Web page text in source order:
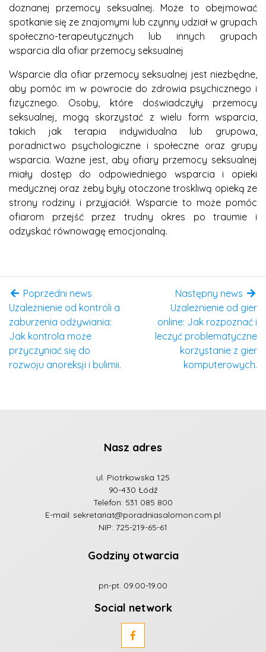
doznanej przemocy seksualnej. Może to obejmować
spotkanie się ze znajomymi lub czynny udział w grupach
społeczno-terapeutycznych lub innych grupach
wsparcia dla ofiar przemocy seksualnej
Wsparcie dla ofiar przemocy seksualnej jest niezbędne,
aby pomóc im w powrocie do zdrowia psychicznego i
fizycznego. Osoby, które doświadczyły przemocy
seksualnej, mogą skorzystać z wielu form wsparcia,
takich jak terapia indywidualna lub grupowa,
poradnictwo psychologiczne i społeczne oraz grupy
wsparcia. Ważne jest, aby ofiary przemocy seksualnej
miały dostęp do odpowiedniego wsparcia i opieki
medycznej oraz żeby były otoczone troskliwą opieką ze
strony rodziny i przyjaciół. Wsparcie to może pomóc
ofiarom przejść przez trudny okres po traumie i
odzyskać równowagę emocjonalną.
Poprzedni news
Uzależnienie od kontroli a
zaburzenia odżywiania:
Jak kontrola może
przyczyniać się do
rozwoju anoreksji i bulimii.
Następny news
Uzależnienie od gier
online: Jak rozpoznać i
leczyć problematyczne
korzystanie z gier
komputerowych.
Nasz adres
ul. Piotrkowska 125
90-430 Łódź
Telefon: 531 085 800
E-mail:sekretariat@poradniasalomon.com.pl
NIP: 725-219-65-61
Godziny otwarcia
pn-pt. 09.00-19.00
Social network